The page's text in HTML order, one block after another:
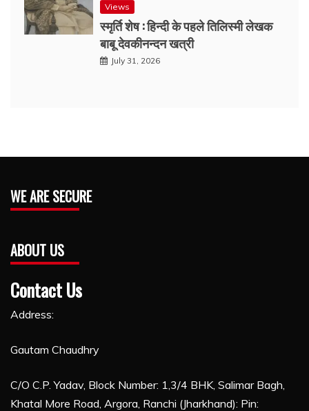
Views
स्मृर्ति शेष : हिन्दी के पहले तिलिस्मी लेखक
बाबू देवकीनन्दन खत्री
July 31, 2026
WE ARE SECURE
ABOUT US
Contact Us
Address:
Gautam Chaudhry
C/O C.P. Yadav, Block Number: 1,3/4 BHK, Salimar Bagh,
Khatal More Road, Argora, Ranchi (Jharkhand): Pin: